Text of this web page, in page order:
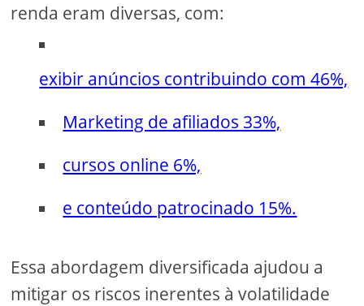
renda eram diversas, com:
exibir anúncios contribuindo com 46%,
Marketing de afiliados 33%,
cursos online 6%,
e conteúdo patrocinado 15%.
Essa abordagem diversificada ajudou a
mitigar os riscos inerentes à volatilidade